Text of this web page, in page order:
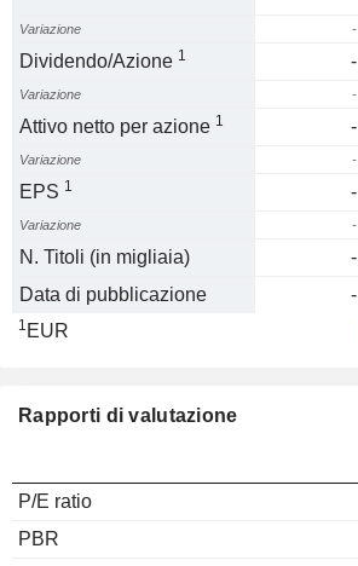
Variazione -
Dividendo/Azione 1 -
Variazione -
Attivo netto per azione 1 -
Variazione -
EPS 1 -
Variazione -
N. Titoli (in migliaia) -
Data di pubblicazione
-
1 EUR
Rapporti di valutazione
P/E ratio
PBR